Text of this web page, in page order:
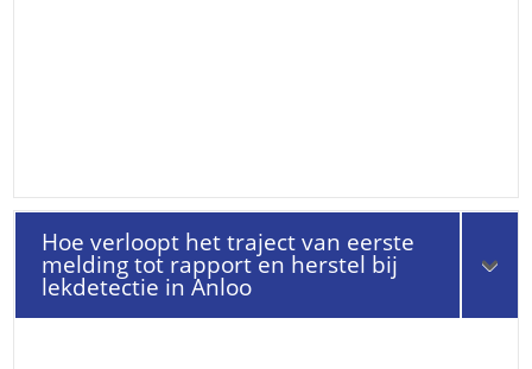
Hoe verloopt het traject van eerste
melding tot rapport en herstel bij
lekdetectie in Anloo